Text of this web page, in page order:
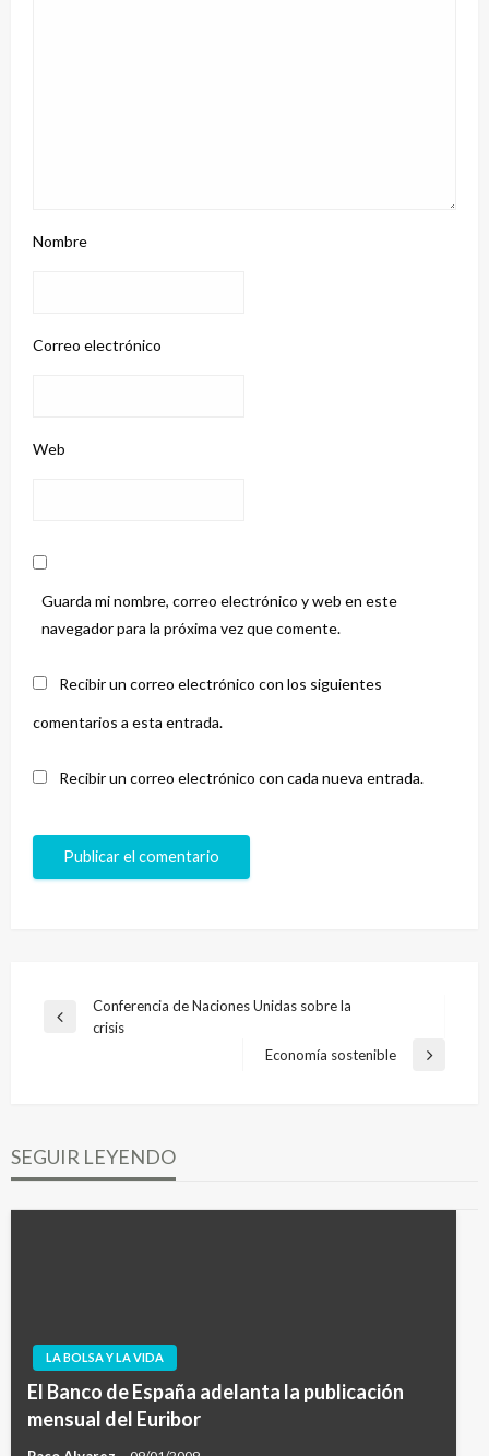
Nombre
Correo electrónico
Web
Guarda mi nombre, correo electrónico y web en este
navegador para la próxima vez que comente.
Recibir un correo electrónico con los siguientes
comentarios a esta entrada.
Recibir un correo electrónico con cada nueva entrada.
Navegación
Entrada
Conferencia de Naciones Unidas sobre la
crisis
Entrada
Economía sostenible
SEGUIR LEYENDO
LA BOLSA Y LA VIDA
El Banco de España adelanta la publicación
mensual del Euribor